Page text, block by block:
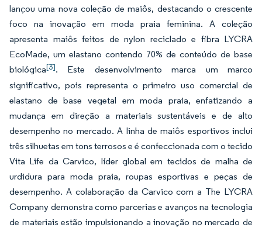
lançou uma nova coleção de maiôs, destacando o crescente
foco na inovação em moda praia feminina. A coleção
apresenta maiôs feitos de nylon reciclado e fibra LYCRA
EcoMade, um elastano contendo 70% de conteúdo de base
biológica[3]. Este desenvolvimento marca um marco
significativo, pois representa o primeiro uso comercial de
elastano de base vegetal em moda praia, enfatizando a
mudança em direção a materiais sustentáveis e de alto
desempenho no mercado. A linha de maiôs esportivos inclui
três silhuetas em tons terrosos e é confeccionada com o tecido
Vita Life da Carvico, líder global em tecidos de malha de
urdidura para moda praia, roupas esportivas e peças de
desempenho. A colaboração da Carvico com a The LYCRA
Company demonstra como parcerias e avanços na tecnologia
de materiais estão impulsionando a inovação no mercado de